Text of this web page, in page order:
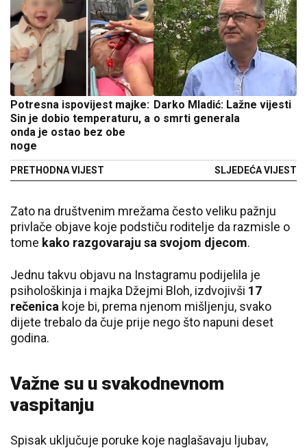
Potresna ispovijest majke:
Sin je dobio temperaturu, a
onda je ostao bez obe
noge
PRETHODNA VIJEST
Darko Mladić: Lažne vijesti
o smrti generala
SLJEDEĆA VIJEST
Zato na društvenim mrežama često veliku pažnju
privlače objave koje podstiču roditelje da razmisle o
tome kako razgovaraju sa svojom djecom.
Jednu takvu objavu na Instagramu podijelila je
psihološkinja i majka Džejmi Bloh, izdvojivši 17
rečenica koje bi, prema njenom mišljenju, svako
dijete trebalo da čuje prije nego što napuni deset
godina.
Važne su u svakodnevnom
vaspitanju
Spisak uključuje poruke koje naglašavaju ljubav,